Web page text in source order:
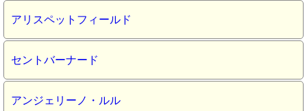
アリスペットフィールド
セントバーナード
アンジェリーノ・ルル